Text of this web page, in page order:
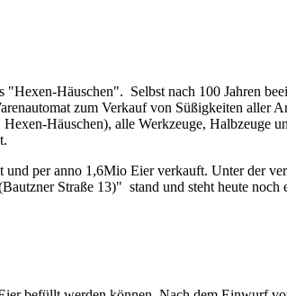
Häuschen". Selbst nach 100 Jahren
zum Verkauf von Süßigkeiten
Häuschen), alle Werkzeuge, Halbzeuge
und per anno 1,6Mio Eier verkauft. Unter der
Straße 13)" stand und steht heute noch